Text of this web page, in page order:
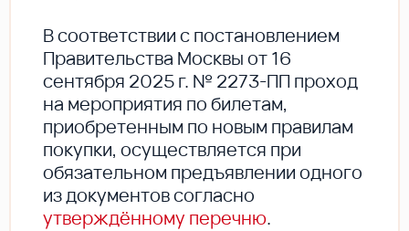
В соответствии с постановлением
Правительства Москвы от 16
сентября 2025 г. № 2273-ПП проход
на мероприятия по билетам,
приобретенным по новым правилам
покупки, осуществляется при
обязательном предъявлении одного
из документов согласно
утверждённому перечню.